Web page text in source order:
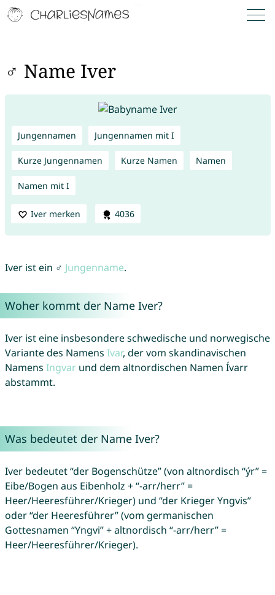
♂ Name Iver
Jungennamen Jungennamen mit I
Kurze Jungennamen Kurze Namen Namen
Namen mit I
Iver merken 4036
Iver ist ein ♂ Jungenname.
Woher kommt der Name Iver?
Iver ist eine insbesondere schwedische und norwegische
Variante des Namens Ivar, der vom skandinavischen
Namens Ingvarund dem altnordischen Namen Ívarr
abstammt.
Was bedeutet der Name Iver?
Iver bedeutet “der Bogenschütze” (von altnordisch “ýr” =
Eibe/Bogen aus Eibenholz + “-arr/herr” =
Heer/Heeresführer/Krieger) und “der Krieger Yngvis”
oder “der Heeresführer” (vom germanischen
Gottesnamen “Yngvi” + altnordisch “-arr/herr” =
Heer/Heeresführer/Krieger).